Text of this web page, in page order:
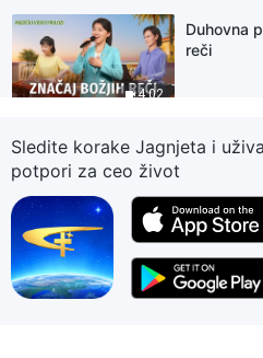
4:02
Duhovna
reči
7:33
Duhovna
Duhovna
preživi
Sledite korake Jagnjeta i
potpori za ceo život